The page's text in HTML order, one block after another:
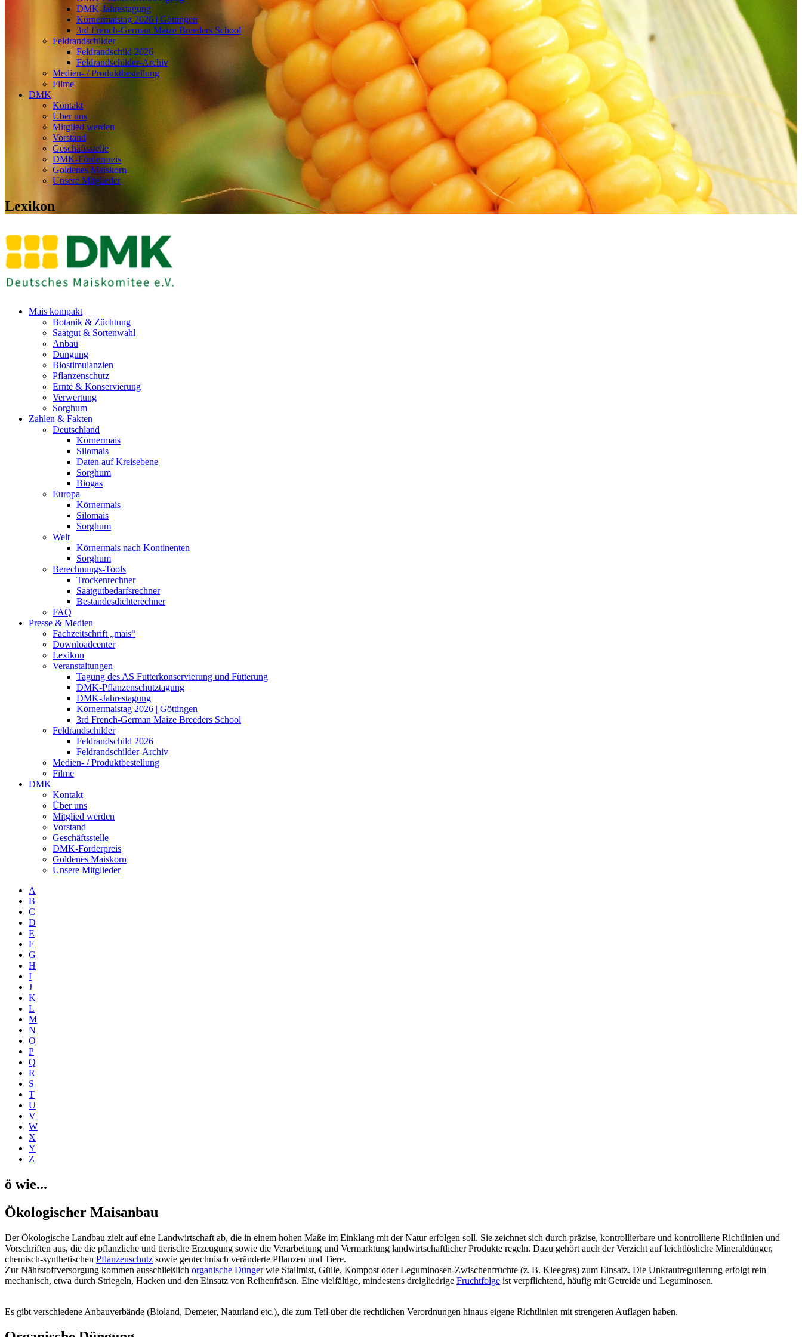
DMK-Jahrestagung
Körnermaistag 2026 | Göttingen
3rd French-German Maize Breeders School
Feldrandschilder
Feldrandschild 2026
Feldrandschilder-Archiv
Medien- / Produktbestellung
Filme
DMK
Kontakt
Über uns
Mitglied werden
Vorstand
Geschäftsstelle
DMK-Förderpreis
Goldenes Maiskorn
Unsere Mitglieder
Lexikon
Mais kompakt
Botanik & Züchtung
Saatgut & Sortenwahl
Anbau
Düngung
Biostimulanzien
Pflanzenschutz
Ernte & Konservierung
Verwertung
Sorghum
Zahlen & Fakten
Deutschland
Körnermais
Silomais
Daten auf Kreisebene
Sorghum
Biogas
Europa
Körnermais
Silomais
Sorghum
Welt
Körnermais nach Kontinenten
Sorghum
Berechnungs-Tools
Trockenrechner
Saatgutbedarfsrechner
Bestandesdichterechner
FAQ
Presse & Medien
Fachzeitschrift „mais“
Downloadcenter
Lexikon
Veranstaltungen
Tagung des AS Futterkonservierung und Fütterung
DMK-Pflanzenschutztagung
DMK-Jahrestagung
Körnermaistag 2026 | Göttingen
3rd French-German Maize Breeders School
Feldrandschilder
Feldrandschild 2026
Feldrandschilder-Archiv
Medien- / Produktbestellung
Filme
DMK
Kontakt
Über uns
Mitglied werden
Vorstand
Geschäftsstelle
DMK-Förderpreis
Goldenes Maiskorn
Unsere Mitglieder
A
B
C
D
E
F
G
H
I
J
K
L
M
N
O
P
Q
R
S
T
U
V
W
X
Y
Z
ö wie...
Ökologischer Maisanbau
Der Ökologische Landbau zielt auf eine Landwirtschaft ab, die in einem hohen Maße im Einklang mit der Natur erfolgen soll. Sie zeichnet sich durch präzise, kontrollierbare und kontrollierte Richtlinien und
Vorschriften aus, die die pflanzliche und tierische Erzeugung sowie die Verarbeitung und Vermarktung landwirtschaftlicher Produkte regeln. Dazu gehört auch der Verzicht auf leichtlösliche Mineraldünger,
chemisch-synthetischen Pflanzenschutz sowie gentechnisch veränderte Pflanzen und Tiere.
Zur Nährstoffversorgung kommen ausschließlich organische Dünger wie Stallmist, Gülle, Kompost oder Leguminosen-Zwischenfrüchte (z. B. Kleegras) zum Einsatz. Die Unkrautregulierung erfolgt rein
mechanisch, etwa durch Striegeln, Hacken und den Einsatz von Reihenfräsen. Eine vielfältige, mindestens dreigliedrige Fruchtfolge ist verpflichtend, häufig mit Getreide und Leguminosen.
Es gibt verschiedene Anbauverbände (Bioland, Demeter, Naturland etc.), die zum Teil über die rechtlichen Verordnungen hinaus eigene Richtlinien mit strengeren Auflagen haben.